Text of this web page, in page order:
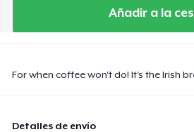
Añadir a la
For when coffee won't do! It's the Irish
Detalles de envío